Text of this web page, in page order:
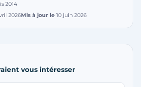
2014
2026Mis à jour le 10 juin 2026
vous intéresser